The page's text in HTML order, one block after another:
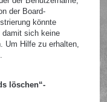
der Board-
könnte
damit sich keine
Um Hilfe zu erhalten,
löschen“-